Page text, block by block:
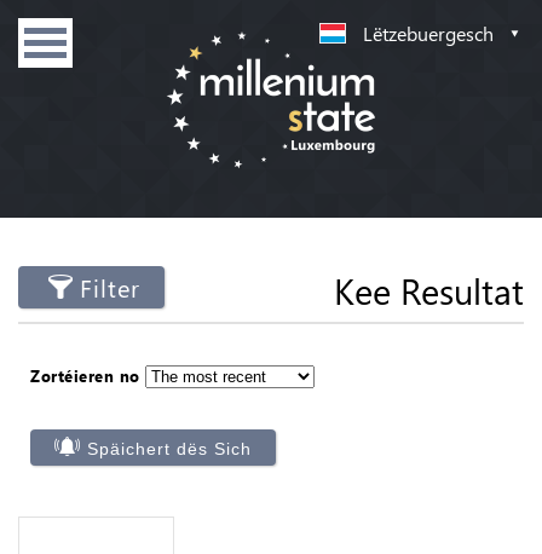
Lëtzebuergesch
Filter Kee Resultat
Zortéieren no
Späichert dës Sich